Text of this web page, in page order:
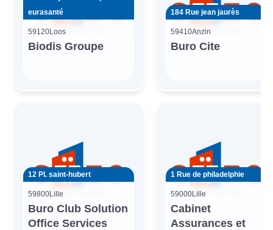
eurasanté
59120Loos
Biodis Groupe
184 Rue jean jaurès
59410Anzin
Buro Cite
12 Pl. saint-hubert
59800Lille
Buro Club Solution
Office Services
1 Rue de philadelphie
59000Lille
Cabinet
Assurances et